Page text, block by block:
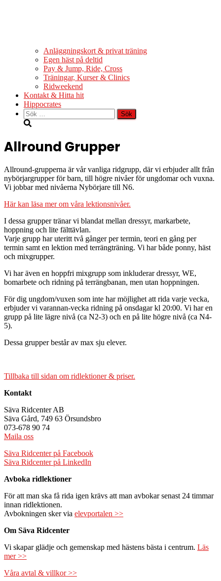
Anläggningskort & privat träning
Egen häst på deltid
Pay & Jump, Ride, Cross
Träningar, Kurser & Clinics
Ridweekend
Kontakt & Hitta hit
Hippocrates
Sök
efter:
Allround Grupper
Allround-grupperna är vår vanliga ridgrupp, där vi erbjuder allt från
nybörjargrupper för barn, till högre nivåer för ungdomar och vuxna.
Vi jobbar med nivåerna Nybörjare till N6.
Här kan läsa mer om våra lektionsnivåer.
I dessa grupper tränar vi blandat mellan dressyr, markarbete,
hoppning och lite fälttävlan.
Varje grupp har uteritt två gånger per termin, teori en gång per
termin samt en lektion med terrängträning. Vi har både ponny, häst
och mixgrupper.
Vi har även en hoppfri mixgrupp som inkluderar dressyr, WE,
bomarbete och ridning på terrängbanan, men utan hoppningen.
För dig ungdom/vuxen som inte har möjlighet att rida varje vecka,
erbjuder vi varannan-vecka ridning på onsdagar kl 20:00. Vi har en
grupp på lite lägre nivå (ca N2-3) och en på lite högre nivå (ca N4-
5).
Dessa grupper består av max sju elever.
Tillbaka till sidan om ridlektioner & priser.
Kontakt
Säva Ridcenter AB
Säva Gård, 749 63 Örsundsbro
073-678 90 74
Maila oss
Säva Ridcenter på Facebook
Säva Ridcenter på LinkedIn
Avboka ridlektioner
För att man ska få rida igen krävs att man avbokar senast 24 timmar
innan ridlektionen.
Avbokningen sker via elevportalen >>
Om Säva Ridcenter
Vi skapar glädje och gemenskap med hästens bästa i centrum. Läs
mer >>
Våra avtal & villkor >>